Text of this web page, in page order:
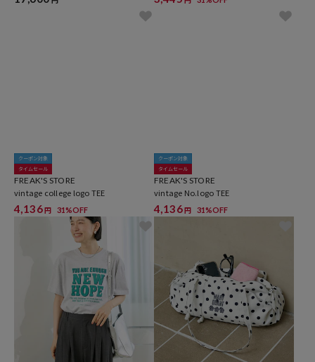
クーポン対象
タイムセール
FREAK'S STORE
vintage college logo TEE
4,136円 31%OFF
クーポン対象
タイムセール
FREAK'S STORE
vintage No.logo TEE
4,136円 31%OFF